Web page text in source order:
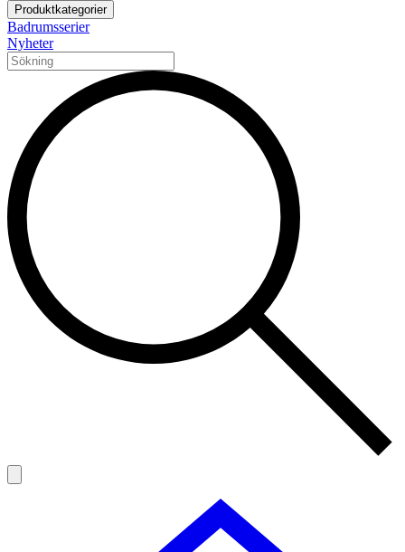
Produktkategorier
Badrumsserier
Nyheter